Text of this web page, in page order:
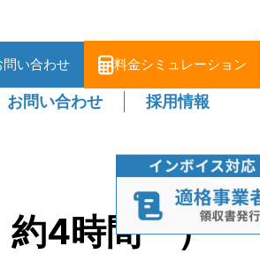
問い合わせ 料金シミュレーション
お問い合わせ 採用情報
約4時間 ）